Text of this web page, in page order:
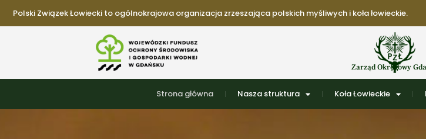
Polski Związek Łowiecki to ogólnokrajowa organizacja zrzeszająca polskich myśliwych i koła łowieckie.
Zarząd Okręgowy
Strona główna Nasza struktura Koła Łowieckie